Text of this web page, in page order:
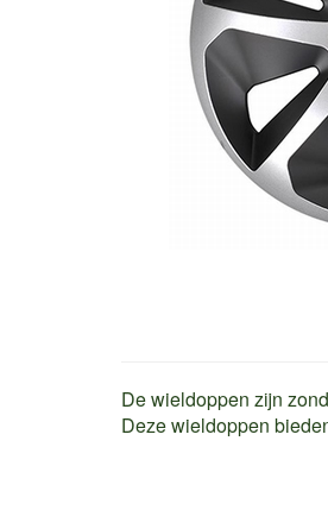
De wieldoppen zijn
Deze wieldoppen